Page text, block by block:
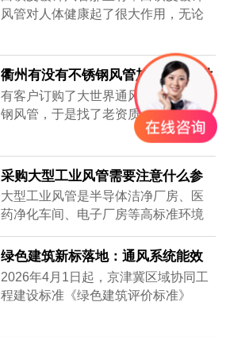
界通风，地处无锡，离工地不远，并
且确保3天出货，客户在验证以后很快
风管对人体健康起了很大作用，无论
镀锌风管的帮助，有的建筑人口密
集，要全天不停运转，因此白铁皮镀
锌风管质量要好，加强通风效率，避
免损坏。常年做通风工程的客户知道
怎么分辨白铁皮镀锌风管的质量好
坏，而新入行的客户不知道怎么挑质
量好的白铁......
衢州有没有不锈钢风管加工厂-[大世
界通风]
有客户订购了大世界通风生产的不锈
钢风管，于是找了老资质的安装工人
安装，做过工程很多，到工地上一
不一样，同样的尺寸安装的时候，明
显重了不少，而且不会扁，侧弯幅度
很小，说明风管厚实，强度大抗压能
力强，使用寿命肯定很长。
采购大型工业风管需要注意什么参
数？——2026年主流通风设备供应
商对比分析
大型工业风管是半导体洁净厂房、医
药净化车间、电子厂房等高标准环境
的核心基础设施。采购时不仅需要关
注材质、厚度、密封性等硬性参数，
还要评估供应商的加工精度、交付周
期及全流程服务能力。很多用户在搜
绿色建筑新标落地：通风系统能效
纳入强制指标，风管行业迎低碳转
型
2026年4月1日起，京津冀区域协同工
程建设标准《绿色建筑评价标准》